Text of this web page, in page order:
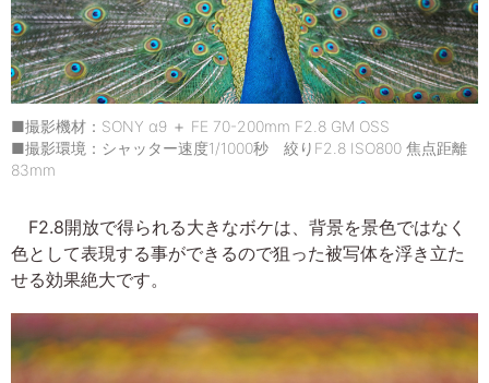
■撮影機材：SONY α9 ＋ FE 70-200mm F2.8 GM OSS
■撮影環境：シャッター速度1/1000秒 絞りF2.8 ISO800 焦点距離
83mm
F2.8開放で得られる大きなボケは、背景を景色ではなく
色として表現する事ができるので狙った被写体を浮き立た
せる効果絶大です。